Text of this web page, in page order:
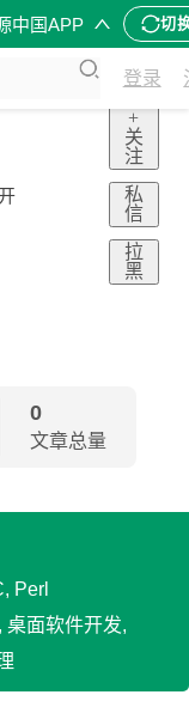
中国APP 切
登录
+
关
注
私
信
拉
黑
0
文章总量
Perl
桌面软件开发,